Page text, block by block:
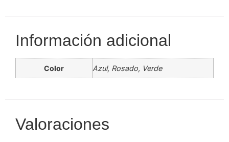
Información adicional
Color Azul, Rosado, Verde
Valoraciones